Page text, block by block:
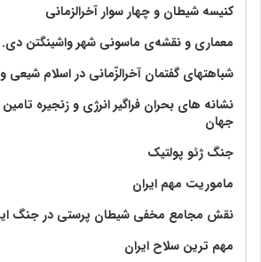
کنیسه شیطان و چهار سوار آخرالزمانی
معماری و نقشه‌ی ماسونی شهر واشينگتن
شباهتهای گفتمان آخر‌الزّمانی در اسلام شیعی
نشانه های بحران فراگیر انرژی و زنجیره
جهان
جنگ ژئو پولتیک
ماموریت مهم ایران
نقش مجامع مخفی شیطان پرستی در جنگ
مهم ترین سلاح ایران